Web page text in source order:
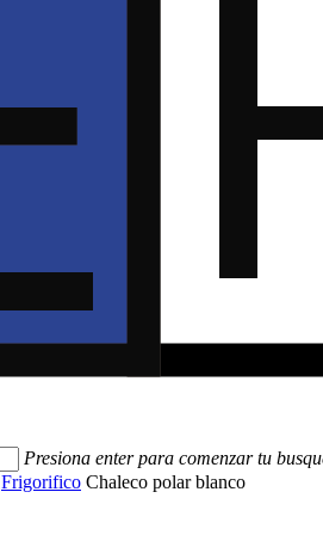
Presiona enter para comenzar tu
Frigorifico Chaleco polar blanco